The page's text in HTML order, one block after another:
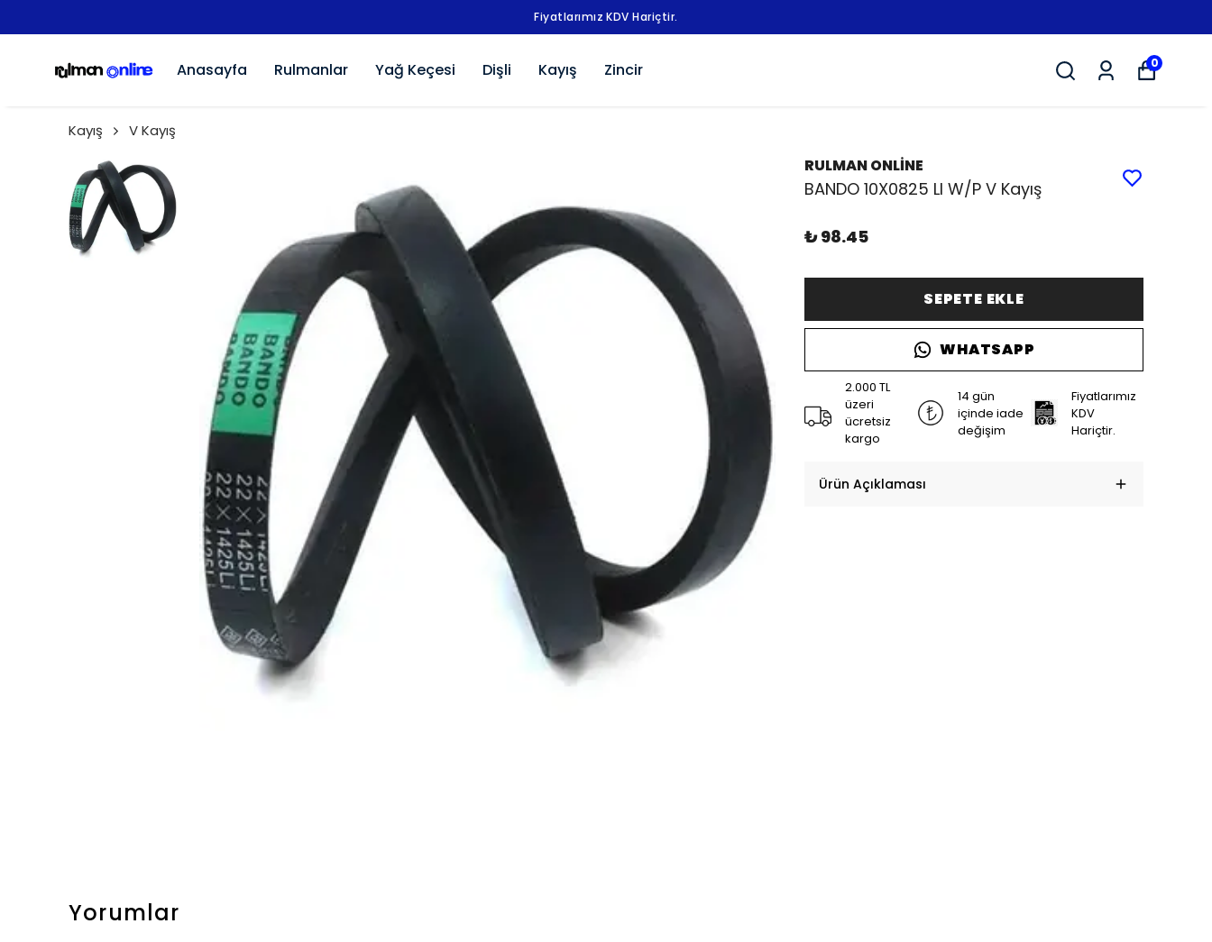
Fiyatlarımız KDV Hariçtir.
Anasayfa Rulmanlar Yağ Keçesi Dişli Kayış Zincir 0
Kayış V Kayış
RULMAN ONLİNE
BANDO 10X0825 LI W/P V Kayış
₺ 98.45
SEPETE EKLE
WHATSAPP
2.000 TL
üzeri
ücretsiz
kargo
14 gün
içinde iade
değişim
Fiyatlarımız
KDV
Hariçtir.
Ürün Açıklaması
Yorumlar